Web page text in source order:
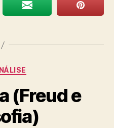
Categorias
(Freud e